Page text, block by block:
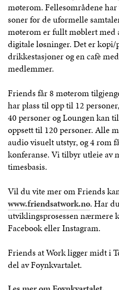
møterom. Fellesområdene
soner for de uformelle
møterom er fullt møblert med
digitale løsninger. Det er
drikkestasjoner og en cafè
medlemmer.
Friends får 8 møterom
har plass til opp til 12
40 personer og Loungen kan
oppsett til 120 personer. Alle
audio visuelt utstyr, og 4 rom
konferanse. Vi tilbyr utleie av
timesbasis.
Vil du vite mer om Friends
www.friendsatwork.no. Har
utviklingsprosessen nærmere
Facebook eller Instagram.
Friends at Work ligger midt i
del av Foynkvartalet.